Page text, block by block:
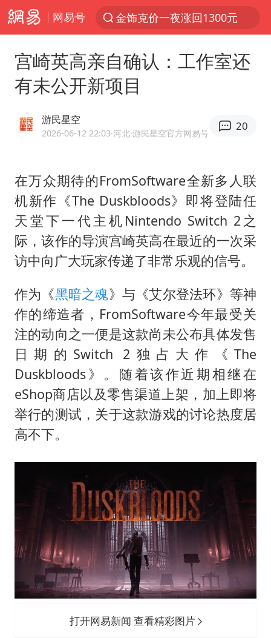
网易号
金饰克价一夜涨回1300元
峰哥 汪海林
河南重大刑事案嫌疑人落网
视频丨中国东方电气集团原党组副书记、董事宋致远被查
梁家辉：到内地拍戏不是北上是回归
白海豚将正面袭击贯穿浙江
酒店回应车内过夜被收150元
“不怕六爷挂得多 就怕六爷挂一颗”
牛津大学一纸声明甩不了锅
网传《披荆斩棘2026》名单
新疆景区自驾服务费改为按车收费
女主硬加吻戏短剧已下架
浙江台州《告全体市民书》
香港宏福苑火灾或由烟头引起
宫崎英高亲自确认：工作室还
有未公开新项目
游民星空
2026-06-12 22:03·河北·游民星空官方网易号
20
在万众期待的FromSoftware全新多人联
机新作《The Duskbloods》即将登陆任
天堂下一代主机Nintendo Switch 2之
际，该作的导演宫崎英高在最近的一次采
访中向广大玩家传递了非常乐观的信号。
作为《黑暗之魂》与《艾尔登法环》等神
作的缔造者，FromSoftware今年最受关
注的动向之一便是这款尚未公布具体发售
日期的Switch 2独占大作《The
Duskbloods》。随着该作近期相继在
eShop商店以及零售渠道上架，加上即将
举行的测试，关于这款游戏的讨论热度居
高不下。
打开网易新闻 查看精彩图片